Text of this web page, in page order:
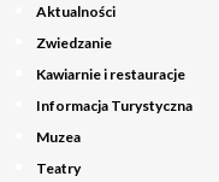
Aktualności
Zwiedzanie
Kawiarnie i restauracje
Informacja Turystyczna
Muzea
Teatry